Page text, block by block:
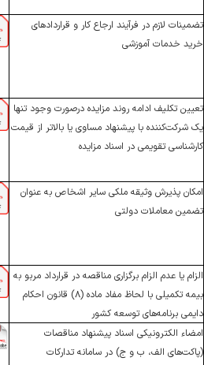
تضمینات لازم در فرآیند ارجاع کار و قراردادهای
خرید خدمات آموزشی
تعیین تکلیف ادامه روند مزایده درصورت وجود تنها
یک شرکت‌کننده با پیشنهاد مساوی یا بالاتر از قیمت
کارشناسی تقویمی در اسناد مزایده
امکان پذیرش وثیقه ملکی سایر اشخاص به عنوان
تضمین معاملات دولتی
الزام یا عدم الزام برگزاری مناقصه در قرارداد مربو به
بیمه تکمیلی با لحاظ مفاد ماده (۸) قانون احکام
دایمی برنامه‌های توسعه کشور
امضاء الکترونیکی اسناد پیشنهاد مناقصات
(پاکت‌های الف، ب و ج) در سامانه تدارکات